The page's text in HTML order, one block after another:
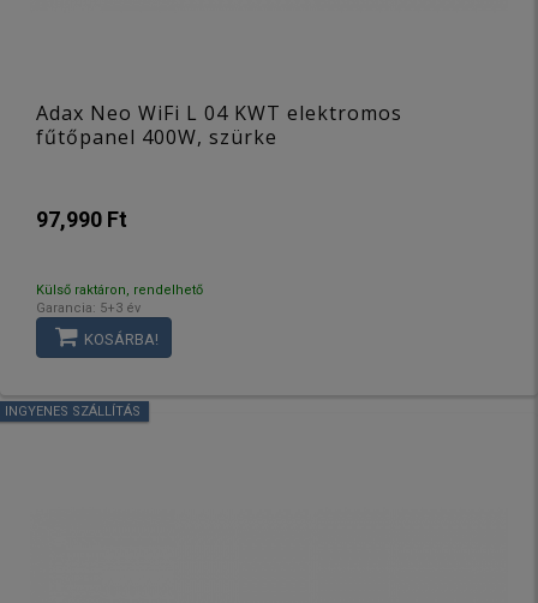
Adax Neo WiFi L 04 KWT elektromos
fűtőpanel 400W, szürke
97,990 Ft
Külső raktáron, rendelhető
Garancia: 5+3 év
KOSÁRBA!
INGYENES SZÁLLÍTÁS